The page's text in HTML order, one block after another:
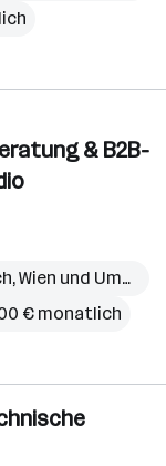
& B2B-
,Wien und Umgebung
€ monatlich